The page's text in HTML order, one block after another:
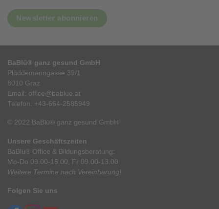
Newsletter abonnieren
BaBlü® ganz gesund GmbH
Plüddemanngasse 39/1
8010 Graz
Email: office@bablue.at
Telefon: +43-664-2585949
© 2022 BaBlü® ganz gesund GmbH
Unsere Geschäftszeiten
BaBlü® Office & Bildungsberatung:
Mo-Do 09.00-15.00, Fr 09.00-13.00
Weitere Termine nach Vereinbarung!
Folgen Sie uns